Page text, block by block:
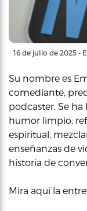
16 de julio de 2025 -
Su nombre es
comediante,
podcaster. Se
humor limpio,
espiritual,
enseñanzas de
historia de
Mira aquí la